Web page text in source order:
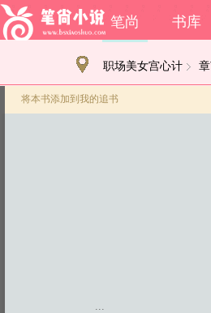
笔尚 书库
职场美女宫心计
将本书添加到我的追书
...